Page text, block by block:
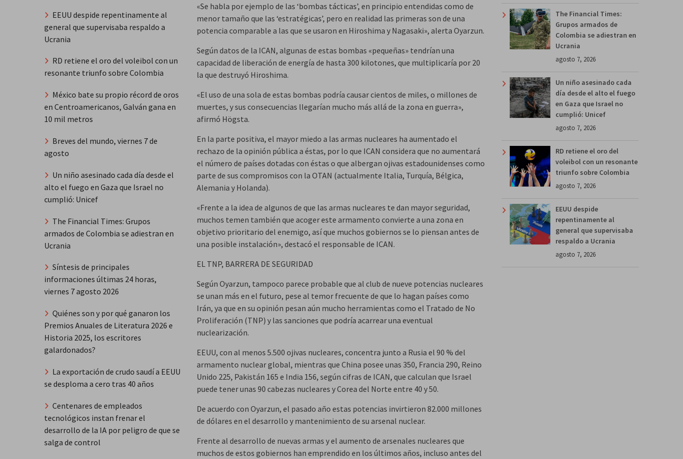
«Se habla por ejemplo de las ‘bombas tácticas’, en principio entendidas como de
menor tamaño que las ‘estratégicas’, pero en realidad las primeras son de una
potencia comparable a las que se usaron en Hiroshima y Nagasaki», alerta Oyarzun.
Según datos de la ICAN, algunas de estas bombas «pequeñas» tendrían una
capacidad de liberación de energía de hasta 300 kilotones, que multiplicaría por 20
la que destruyó Hiroshima.
«El uso de una sola de estas bombas podría causar cientos de miles, o millones de
muertes, y sus consecuencias llegarían mucho más allá de la zona en guerra»,
afirmó Högsta.
En la parte positiva, el mayor miedo a las armas nucleares ha aumentado el
rechazo de la opinión pública a éstas, por lo que ICAN considera que no aumentará
el número de países dotadas con éstas o que albergan ojivas estadounidenses como
parte de sus compromisos con la OTAN (actualmente Italia, Turquía, Bélgica,
Alemania y Holanda).
«Frente a la idea de algunos de que las armas nucleares te dan mayor seguridad,
muchos temen también que acoger este armamento convierte a una zona en
objetivo prioritario del enemigo, así que muchos gobiernos se lo piensan antes de
una posible instalación», destacó el responsable de ICAN.
EL TNP, BARRERA DE SEGURIDAD
Según Oyarzun, tampoco parece probable que al club de nueve potencias nucleares
se unan más en el futuro, pese al temor frecuente de que lo hagan países como
Irán, ya que en su opinión pesan aún mucho herramientas como el Tratado de No
Proliferación (TNP) y las sanciones que podría acarrear una eventual
nuclearización.
EEUU, con al menos 5.500 ojivas nucleares, concentra junto a Rusia el 90 % del
armamento nuclear global, mientras que China posee unas 350, Francia 290, Reino
Unido 225, Pakistán 165 e India 156, según cifras de ICAN, que calculan que Israel
puede tener unas 90 cabezas nucleares y Corea del Norte entre 40 y 50.
De acuerdo con Oyarzun, el pasado año estas potencias invirtieron 82.000 millones
de dólares en el desarrollo y mantenimiento de su arsenal nuclear.
Frente al desarrollo de nuevas armas y el aumento de arsenales nucleares que
muchos de estos gobiernos han emprendido en los últimos años, incluso antes del
The Financial Times:
Grupos armados de
Colombia se adiestran en
Ucrania
agosto 7, 2026
Un niño asesinado cada
día desde el alto el fuego
en Gaza que Israel no
cumplió: Unicef
agosto 7, 2026
RD retiene el oro del
voleibol con un resonante
triunfo sobre Colombia
agosto 7, 2026
EEUU despide
repentinamente al
general que supervisaba
respaldo a Ucrania
agosto 7, 2026
EEUU despide repentinamente al
general que supervisaba respaldo a
Ucrania
RD retiene el oro del voleibol con un
resonante triunfo sobre Colombia
México bate su propio récord de oros
en Centroamericanos, Galván gana en
10 mil metros
Breves del mundo, viernes 7 de
agosto
Un niño asesinado cada día desde el
alto el fuego en Gaza que Israel no
cumplió: Unicef
The Financial Times: Grupos
armados de Colombia se adiestran en
Ucrania
Síntesis de principales
informaciones últimas 24 horas,
viernes 7 agosto 2026
Quiénes son y por qué ganaron los
Premios Anuales de Literatura 2026 e
Historia 2025, los escritores
galardonados?
La exportación de crudo saudí a EEUU
se desploma a cero tras 40 años
Centenares de empleados
tecnológicos instan frenar el
desarrollo de la IA por peligro de que se
salga de control